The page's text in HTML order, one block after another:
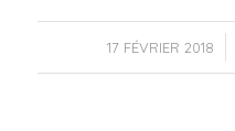
17 FÉVRIER 2018
/